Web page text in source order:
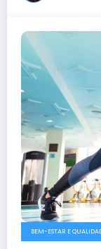
BEM-ESTAR E